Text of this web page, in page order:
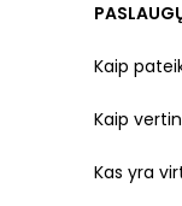
Kaip
Kaip
Kas yra